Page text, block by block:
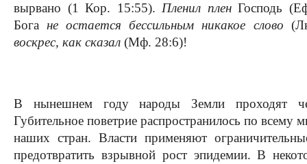
вырвано (1 Кор. 15:55). Пленил пленГосподь
Бога не остается бессильным никакое слово
воскрес, как сказал (Мф. 28:6)!
В нынешнем году народы Земли проходят
Губительное поветрие распространилось по всему
наших стран. Власти применяют
предотвратить взрывной рост эпидемии. В